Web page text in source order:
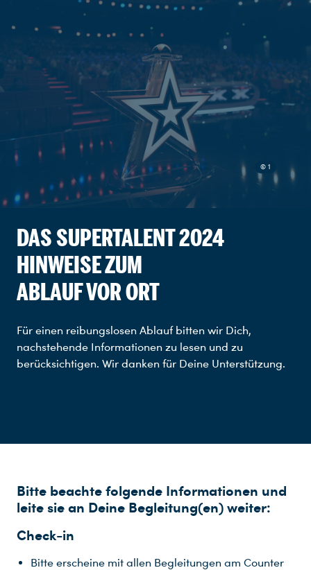
© 1
DAS SUPERTALENT 2024
HINWEISE ZUM
ABLAUF VOR ORT
Für einen reibungslosen Ablauf bitten wir Dich,
nachstehende Informationen zu lesen und zu
berücksichtigen. Wir danken für Deine Unterstützung.
Bitte beachte folgende Informationen und
leite sie an Deine Begleitung(en) weiter:
Check-in
Bitte erscheine mit allen Begleitungen am Counter